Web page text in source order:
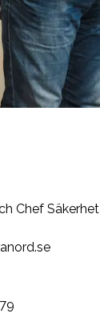
Chef Säkerhet